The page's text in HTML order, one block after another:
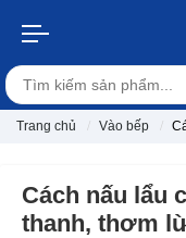
Trang chủ Vào bếp
Cách nấu lẩu
thanh, thơm